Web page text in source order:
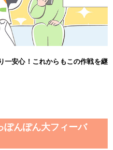
一安心！これからもこの作戦を継
んぽん大フィーバ